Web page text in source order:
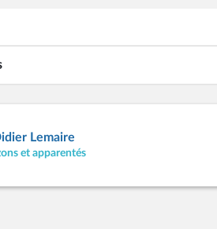
Lemaire
et apparentés